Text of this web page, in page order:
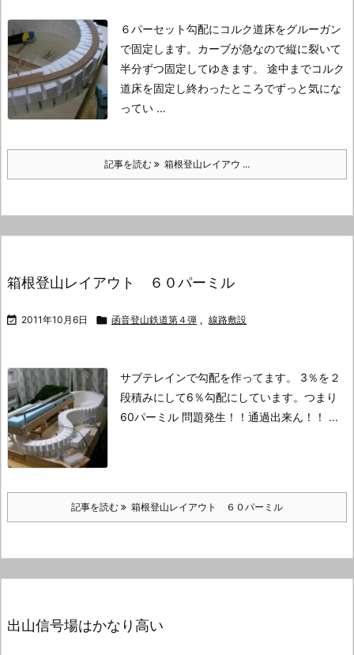
６パーセット勾配にコルク道床をグルーガン
で固定します。 カーブが急なので縦に裂いて
半分ずつ固定してゆきます。
途中までコルク
道床を固定し終わったところでずっと気にな
ってい ...
記事を読む 箱根登山レイアウ ...
箱根登山レイアウト ６０パーミル
 2011年10月6日  函音登山鉄道第４弾 , 線路敷設
サブテレインで勾配を作ってます。
3％を２
段積みにして6％勾配にしています。 つまり
60パーミル 問題発生！！ 通過出来ん！！ ...
記事を読む 箱根登山レイアウト ６０パーミル
出山信号場はかなり高い